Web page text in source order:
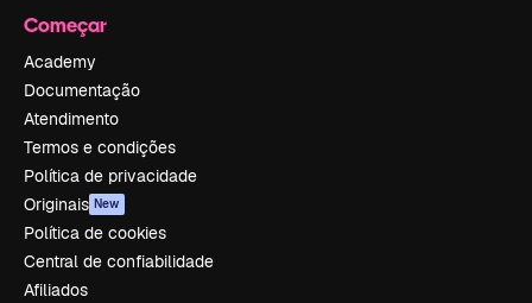
Começar
Academy
Documentação
Atendimento
Termos e condições
Política de privacidade
Originais New
Política de cookies
Central de confiabilidade
Afiliados